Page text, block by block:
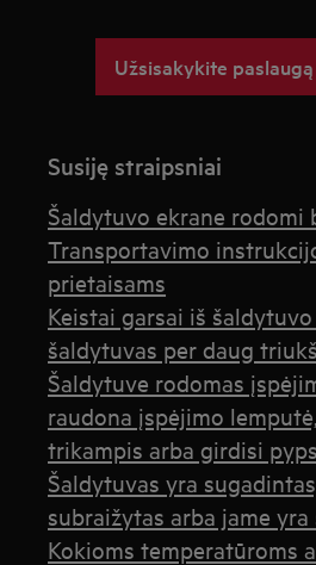
Užsisakykite paslaugą
Susiję straipsniai
Šaldytuvo ekrane rodomi
Transportavimo
prietaisams
Keistai garsai iš
šaldytuvas per daug
Šaldytuve rodomas
raudona įspėjimo
trikampis arba girdisi
Šaldytuvas yra
subraižytas arba jame yra
Kokioms temperatūroms